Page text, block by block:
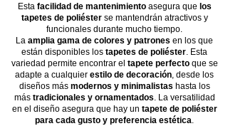
Esta facilidad de mantenimientoasegura que los
tapetes de poliéster se mantendrán atractivos y
funcionales durante mucho tiempo.
La amplia gama de colores y patrones en los que
están disponibles los tapetes de poliéster. Esta
variedad permite encontrar el tapete perfectoque se
adapte a cualquier estilo de decoración, desde los
diseños más modernos y minimalistas hasta los
más tradicionales y ornamentados. La versatilidad
en el diseño asegura que hay un tapete de poliéster
para cada gusto y preferencia estética.